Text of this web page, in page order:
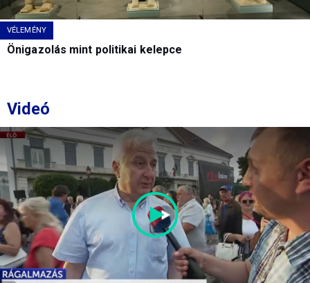
VÉLEMÉNY
Önigazolás mint politikai kelepce
Videó